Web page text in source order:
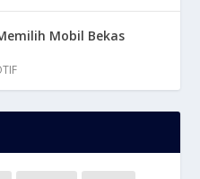
Mobil Bekas